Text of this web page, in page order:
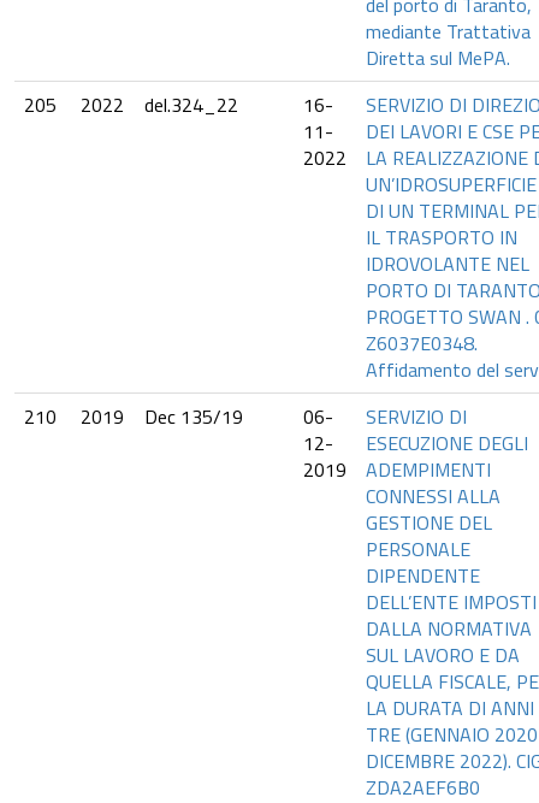
mediante Trattativa
Diretta sul MePA.
205
2022 del.324_22
16-
11-
2022
SERVIZIO DI
DEI LAVORI E CSE
LA REALIZZAZIONE
DI UN TERMINAL
IL TRASPORTO IN
IDROVOLANTE NEL
PORTO DI
PROGETTO SWAN .
Z6037E0348.
Affidamento del
210
2019 Dec 135/19
06-
12-
2019
SERVIZIO DI
ESECUZIONE DEGLI
ADEMPIMENTI
CONNESSI ALLA
GESTIONE DEL
PERSONALE
DIPENDENTE
DELL’ENTE IMPOSTI
DALLA NORMATIVA
SUL LAVORO E DA
QUELLA FISCALE,
LA DURATA DI ANNI
TRE (GENNAIO
DICEMBRE 2022).
ZDA2AEF6B0